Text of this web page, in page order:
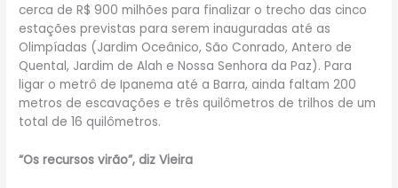
cerca de R$ 900 milhões para finalizar o trecho das cinco
estações previstas para serem inauguradas até as
Olimpíadas (Jardim Oceânico, São Conrado, Antero de
Quental, Jardim de Alah e Nossa Senhora da Paz). Para
ligar o metrô de Ipanema até a Barra, ainda faltam 200
metros de escavações e três quilômetros de trilhos de um
total de 16 quilômetros.
“Os recursos virão”, diz Vieira